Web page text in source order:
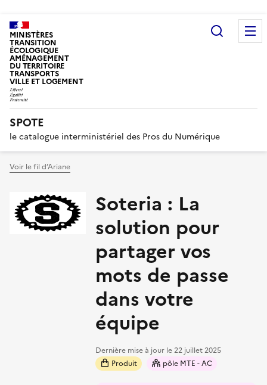
MINISTÈRES
TRANSITION
ÉCOLOGIQUE
AMÉNAGEMENT
DU TERRITOIRE
TRANSPORTS
VILLE ET LOGEMENT
SPOTE
le catalogue interministériel des Pros du Numérique
Voir le fil d’Ariane
Soteria : La
solution pour
partager vos
mots de passe
dans votre
équipe
Dernière mise à jour le22 juillet 2025
Produit
pôle MTE - AC